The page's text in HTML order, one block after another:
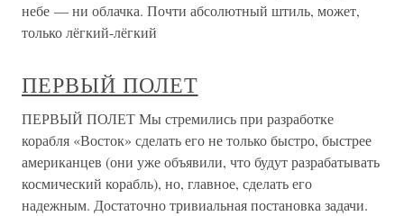
небе — ни облачка. Почти абсолютный штиль, может,
только лёгкий-лёгкий
ПЕРВЫЙ ПОЛЕТ
ПЕРВЫЙ ПОЛЕТ Мы стремились при разработке
корабля «Восток» сделать его не только быстро, быстрее
американцев (они уже объявили, что будут разрабатывать
космический корабль), но, главное, сделать его
надежным. Достаточно тривиальная постановка задачи.